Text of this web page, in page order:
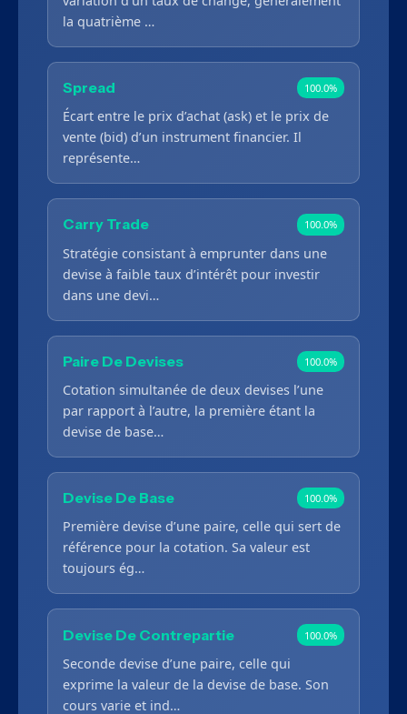
la quatrième …
Spread 100.0%
Écart entre le prix d’achat (ask) et le prix de
vente (bid) d’un instrument financier. Il
représente…
Carry Trade 100.0%
Stratégie consistant à emprunter dans une
devise à faible taux d’intérêt pour investir
dans une devi…
Paire De Devises 100.0%
Cotation simultanée de deux devises l’une
par rapport à l’autre, la première étant la
devise de base…
Devise De Base 100.0%
Première devise d’une paire, celle qui sert de
référence pour la cotation. Sa valeur est
toujours ég…
Devise De Contrepartie 100.0%
Seconde devise d’une paire, celle qui
exprime la valeur de la devise de base. Son
cours varie et ind…